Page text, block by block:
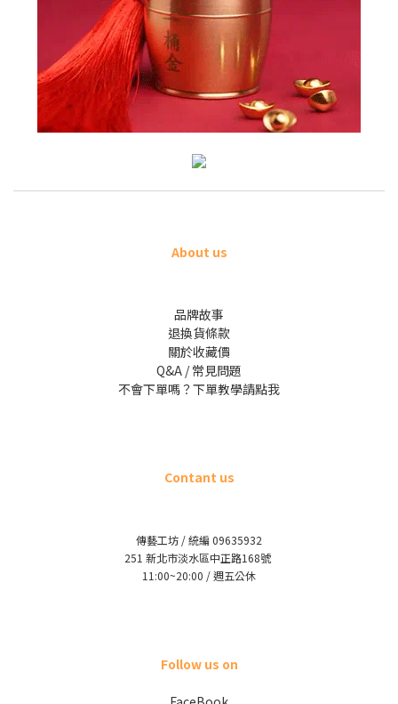
About us
品牌故事
退換貨條款
關於收藏價
Q&A / 常見問題
不會下單嗎？下單教學請點我
Contant us
傳藝工坊 / 統編 09635932
251 新北市淡水區中正路168號
11:00~20:00 / 週五公休
Follow us on